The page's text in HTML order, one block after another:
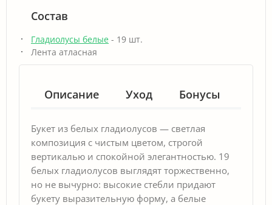
Состав
Гладиолусы белые - 19 шт.
Лента атласная
Описание Уход Бонусы
Букет из белых гладиолусов — светлая
композиция с чистым цветом, строгой
вертикалью и спокойной элегантностью. 19
белых гладиолусов выглядят торжественно,
но не вычурно: высокие стебли придают
букету выразительную форму, а белые